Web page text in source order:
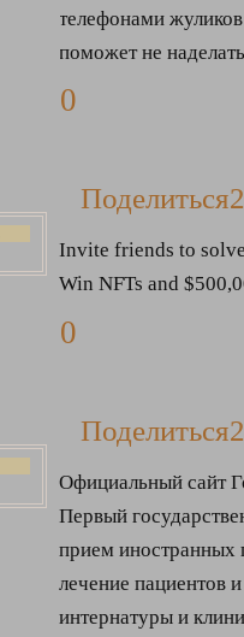
телефонами
поможет не
0
Поделиться
Invite friends to
Win NFTs and
0
Поделиться
Официальный сайт
Первый
прием иностранных
лечение пациентов
интернатуры и